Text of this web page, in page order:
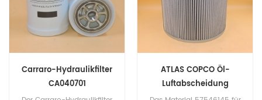
Carraro-Hydraulikfilter
CA040701
ATLAS COPCO Öl-
Luftabscheidung